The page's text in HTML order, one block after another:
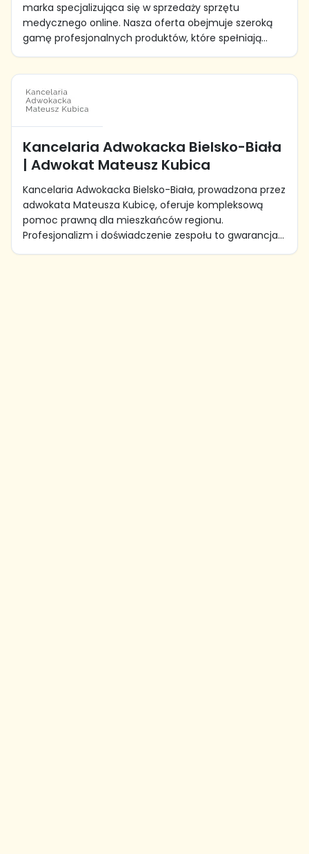
marka specjalizująca się w sprzedaży sprzętu
medycznego online. Nasza oferta obejmuje szeroką
gamę profesjonalnych produktów, które spełniają...
Kancelaria Adwokacka Bielsko-Biała
| Adwokat Mateusz Kubica
Kancelaria Adwokacka Bielsko-Biała, prowadzona przez
adwokata Mateusza Kubicę, oferuje kompleksową
pomoc prawną dla mieszkańców regionu.
Profesjonalizm i doświadczenie zespołu to gwarancja...